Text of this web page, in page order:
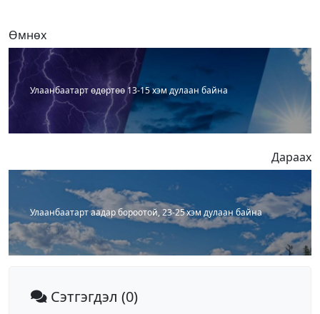
Өмнөх
Улаанбаатарт өдөртөө 13-15 хэм дулаан байна
Дараах
Улаанбаатарт аадар бороотой, 23-25 хэм дулаан байна
Сэтгэгдэл (0)